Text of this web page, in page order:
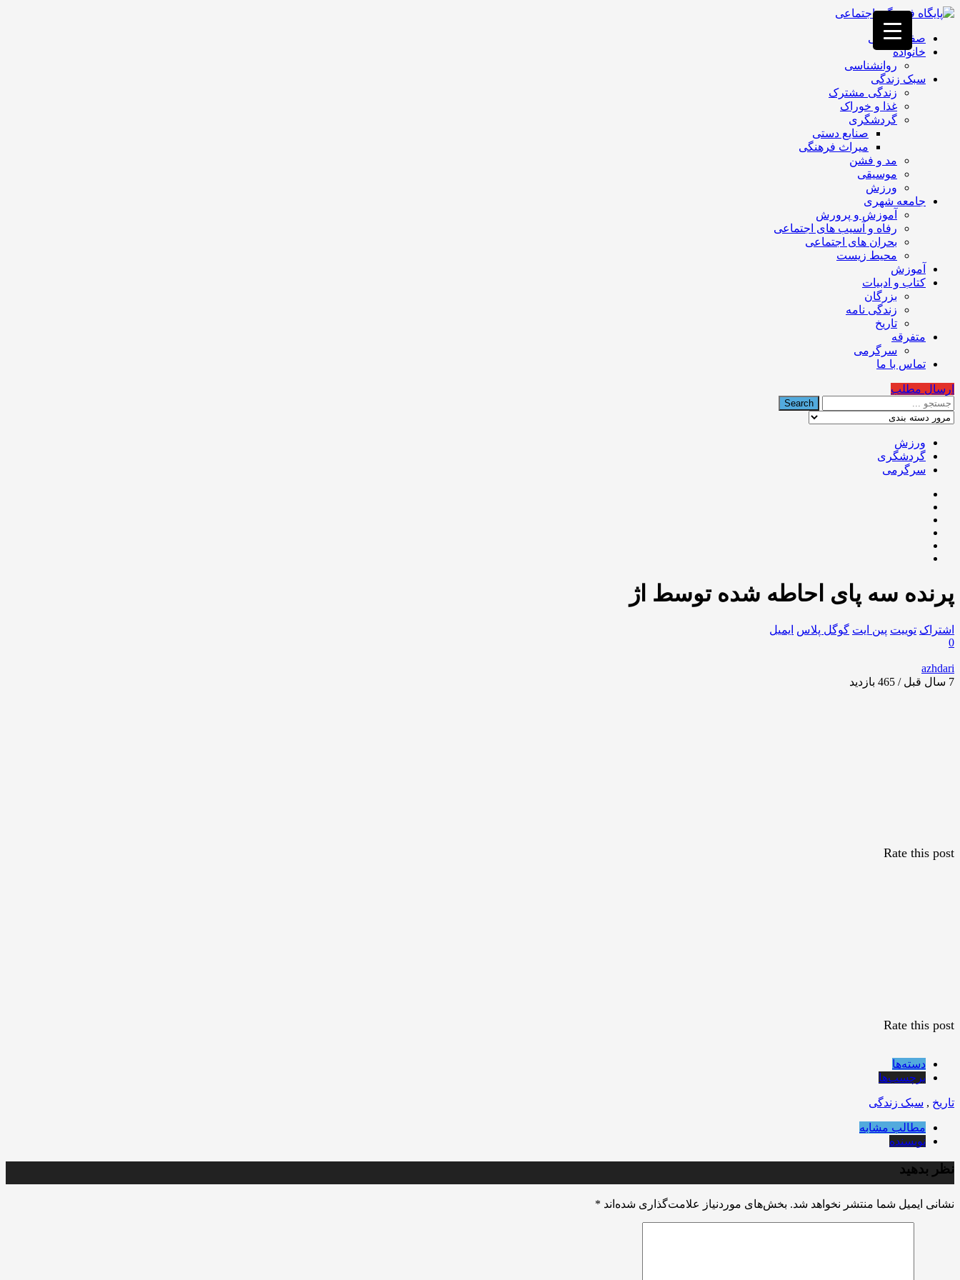
فصد
غرب
تهران
خشکشویی
تصفیه
تهران
صفحه اصلی
خانواده
روانشناسی
سبک زندگی
زندگی مشترک
غذا و خوراک
گردشگری
صنایع دستی
میراث فرهنگی
مد و فشن
موسیقی
ورزش
جامعه شهری
آموزش و پرورش
رفاه و آسیب های اجتماعی
بحران های اجتماعی
محیط زیست
آموزش
کتاب و ادبیات
بزرگان
زندگی نامه
تاریخ
متفرقه
سرگرمی
تماس با ما
ارسال مطلب
ورزش
گردشگری
سرگرمی
پرنده سه پای احاطه شده توسط اژ
اشتراک توییت پین ایت گوگل‌ پلاس ایمیل
0
azhdari
7 سال قبل / 465
بازدید
Rate this post
Rate this post
دسته‌ها
برچسب‌ها
تاریخ , سبک زندگی
مطالب مشابه
نویسنده
نظر بدهید
نشانی ایمیل شما منتشر نخواهد شد. بخش‌های موردنیاز علامت‌گذاری شده‌اند *